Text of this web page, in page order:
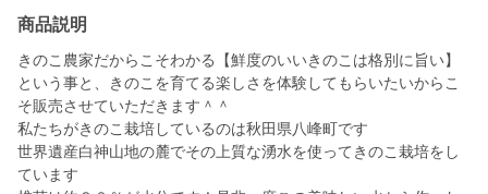
商品説明
きのこ農家だからこそわかる【鮮度のいいきのこは格別に旨い】
という事と、きのこを育てる楽しさを体験してもらいたいからこ
そ販売させていただきます＾＾
私たちがきのこ栽培しているのは秋田県八峰町です
世界遺産白神山地の麓でその上質な湧水を使ってきのこ栽培をし
ています